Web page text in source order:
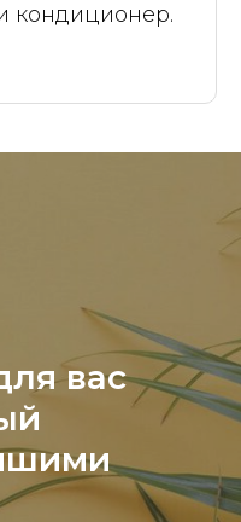
кондиционер.
вас